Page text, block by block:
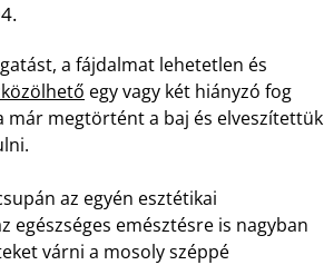
a fájdalmat lehetetlen és
egy vagy két hiányzó fog
már megtörtént a baj és elveszítettük
az egyén esztétikai
egészséges emésztésre is nagyban
várni a mosoly széppé